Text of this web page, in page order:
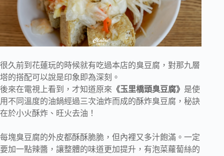
很久前到花蓮玩的時候就有吃過本店的臭豆腐，對那九層
塔的搭配可以說是印象即為深刻。
後來在電視上看到，才知道原來 《玉里橋頭臭豆腐》 是使
用不同溫度的油鍋經過三次油炸而成的酥炸臭豆腐，秘訣
在於小火酥炸、旺火去油！
每塊臭豆腐的外皮都酥酥脆脆，但內裡又多汁飽滿。一定
要加一點辣醬，讓整體的味道更加提升，有泡菜蘿蔔絲的